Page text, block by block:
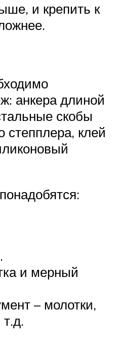
и крепить к
анкера длиной
скобы
степплера, клей
и мерный
– молотки,